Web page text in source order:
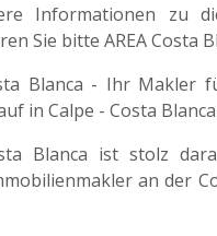
Informationen zu
Sie bitte AREA Costa
Blanca - Ihr Makler
in Calpe - Costa
Blanca ist stolz
an der